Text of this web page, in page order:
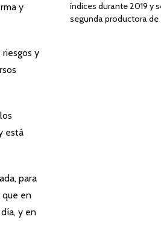
y
y
está
para
que en
y en
índices durante 2019 y
segunda productora de